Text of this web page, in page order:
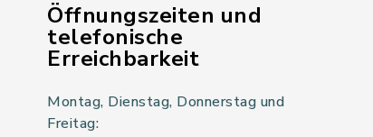
Öffnungszeiten und
telefonische
Erreichbarkeit
Montag, Dienstag, Donnerstag und
Freitag: